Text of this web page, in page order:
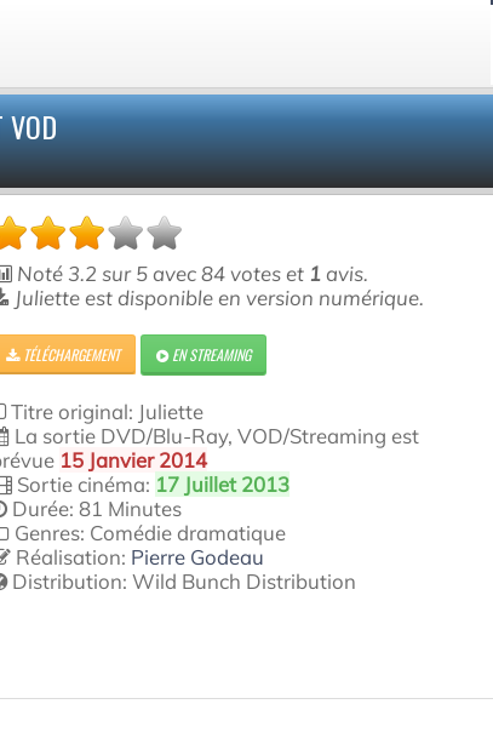
VOD
Noté 3.2 sur5 avec84votes et 1 avis.
Juliette est disponible en version numérique.
TÉLÉCHARGEMENT EN STREAMING
Titre original: Juliette
La sortie DVD/Blu-Ray, VOD/Streaming est
15 Janvier 2014
Sortie cinéma: 17 Juillet 2013
Durée: 81 Minutes
Genres: Comédie dramatique
Réalisation: Pierre Godeau
Distribution:Wild Bunch Distribution